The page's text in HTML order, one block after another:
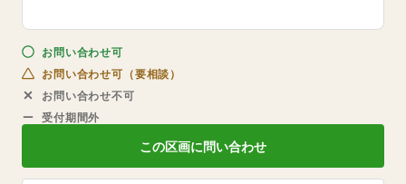
お問い合わせ可
お問い合わせ可（要相談）
お問い合わせ不可
受付期間外
この区画に問い合わせ